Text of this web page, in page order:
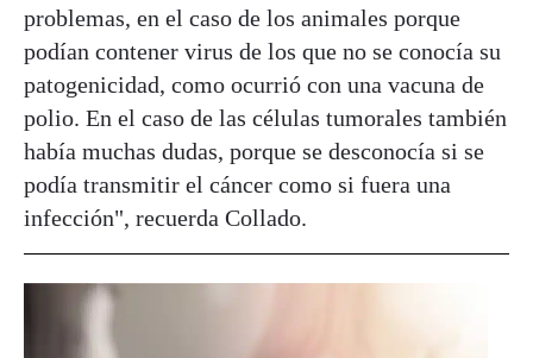
problemas, en el caso de los animales porque
podían contener virus de los que no se conocía su
patogenicidad, como ocurrió con una vacuna de
polio. En el caso de las células tumorales también
había muchas dudas, porque se desconocía si se
podía transmitir el cáncer como si fuera una
infección", recuerda Collado.